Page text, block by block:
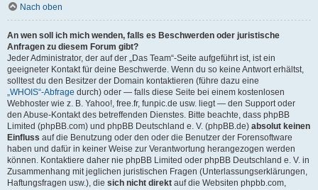
Nach oben
An wen soll ich mich wenden, falls es Beschwerden oder juristische
Anfragen zu diesem Forum gibt?
Jeder Administrator, der auf der „Das Team“-Seite aufgeführt ist, ist ein
geeigneter Kontakt für deine Beschwerde. Wenn du so keine Antwort erhältst,
solltest du den Besitzer der Domain kontaktieren (führe dazu eine
„WHOIS“-Abfrage durch) oder — falls diese Seite bei einem kostenlosen
Webhoster wie z. B. Yahoo!, free.fr, funpic.de usw. liegt — den Support oder
den Abuse-Kontakt des betreffenden Dienstes. Bitte beachte, dass phpBB
Limited (phpBB.com) und phpBB Deutschland e. V. (phpBB.de) absolut keinen
Einfluss auf die Benutzung oder den oder die Benutzer der Forensoftware
haben und dafür in keiner Weise zur Verantwortung herangezogen werden
können. Kontaktiere daher nie phpBB Limited oder phpBB Deutschland e. V. in
Zusammenhang mit jeglichen juristischen Fragen (Unterlassungserklärungen,
Haftungsfragen usw.), die sich nicht direkt auf die Websiten phpbb.com,